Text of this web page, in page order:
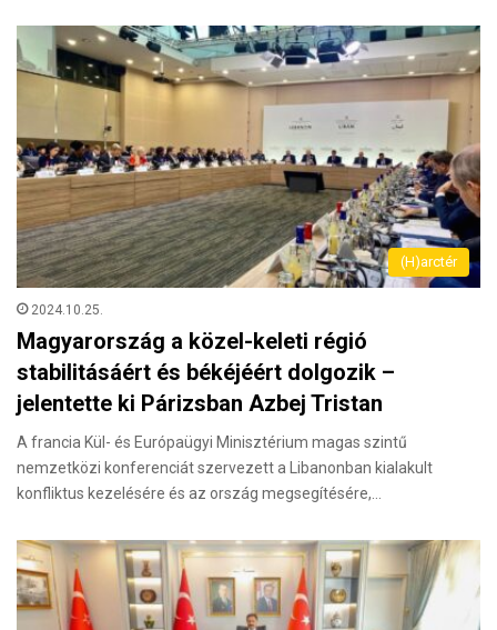
(H)arctér
2024.10.25.
Magyarország a közel-keleti régió
stabilitásáért és békéjéért dolgozik –
jelentette ki Párizsban Azbej Tristan
A francia Kül- és Európaügyi Minisztérium magas szintű
nemzetközi konferenciát szervezett a Libanonban kialakult
konfliktus kezelésére és az ország megsegítésére,…